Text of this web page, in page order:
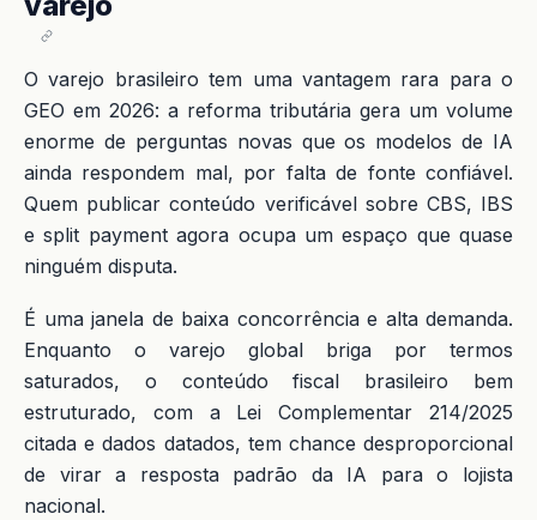
O varejo brasileiro tem uma vantagem rara para o
GEO em 2026: a reforma tributária gera um volume
enorme de perguntas novas que os modelos de IA
ainda respondem mal, por falta de fonte confiável.
Quem publicar conteúdo verificável sobre CBS, IBS
e split payment agora ocupa um espaço que quase
ninguém disputa.
É uma janela de baixa concorrência e alta demanda.
Enquanto o varejo global briga por termos
saturados, o conteúdo fiscal brasileiro bem
estruturado, com a Lei Complementar 214/2025
citada e dados datados, tem chance desproporcional
de virar a resposta padrão da IA para o lojista
nacional.